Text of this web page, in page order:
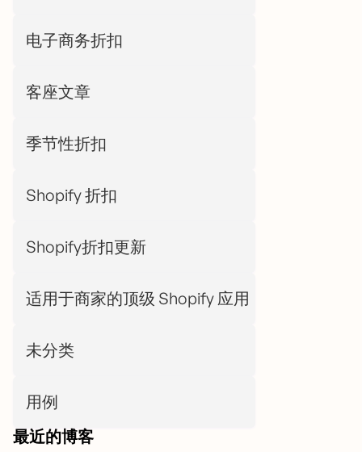
电子商务折扣
客座文章
季节性折扣
Shopify 折扣
Shopify折扣更新
适用于商家的顶级 Shopify 应用
未分类
用例
最近的博客